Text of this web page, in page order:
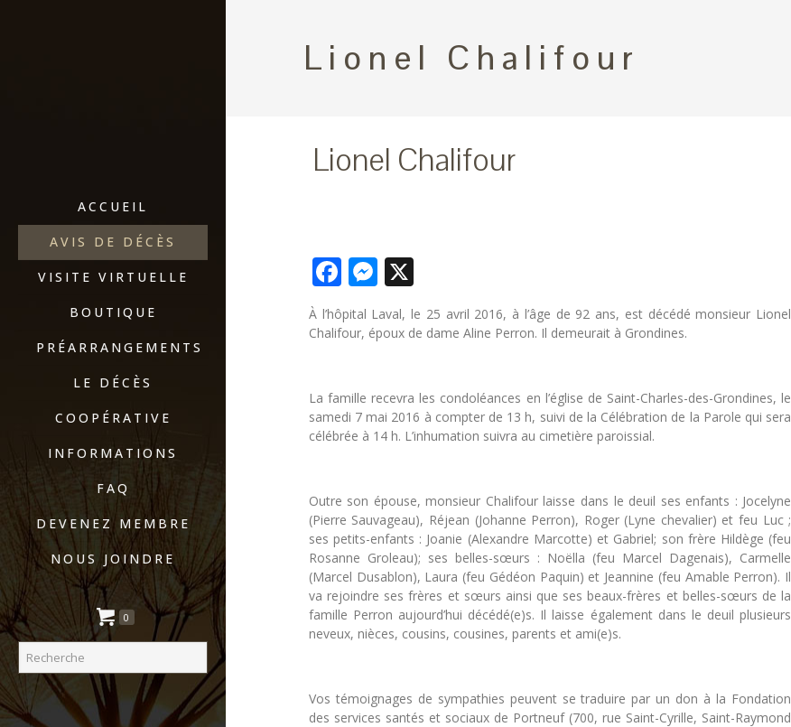
ACCUEIL
AVIS DE DÉCÈS
VISITE VIRTUELLE
BOUTIQUE
PRÉARRANGEMENTS
LE DÉCÈS
COOPÉRATIVE
INFORMATIONS
FAQ
DEVENEZ MEMBRE
NOUS JOINDRE
0
Lionel Chalifour
Lionel Chalifour
Facebook
Messenger
X
À l’hôpital Laval, le 25 avril 2016, à l’âge de 92 ans, est décédé monsieur Lionel
Chalifour, époux de dame Aline Perron. Il demeurait à Grondines.
La famille recevra les condoléances en l’église de Saint-Charles-des-Grondines, le
samedi 7 mai 2016 à compter de 13 h, suivi de la Célébration de la Parole qui sera
célébrée à 14 h. L’inhumation suivra au cimetière paroissial.
Outre son épouse, monsieur Chalifour laisse dans le deuil ses enfants : Jocelyne
(Pierre Sauvageau), Réjean (Johanne Perron), Roger (Lyne chevalier) et feu Luc ;
ses petits-enfants : Joanie (Alexandre Marcotte) et Gabriel; son frère Hildège (feu
Rosanne Groleau); ses belles-sœurs : Noëlla (feu Marcel Dagenais), Carmelle
(Marcel Dusablon), Laura (feu Gédéon Paquin) et Jeannine (feu Amable Perron). Il
va rejoindre ses frères et sœurs ainsi que ses beaux-frères et belles-sœurs de la
famille Perron aujourd’hui décédé(e)s. Il laisse également dans le deuil plusieurs
neveux, nièces, cousins, cousines, parents et ami(e)s.
Vos témoignages de sympathies peuvent se traduire par un don à la Fondation
des services santés et sociaux de Portneuf (700, rue Saint-Cyrille, Saint-Raymond